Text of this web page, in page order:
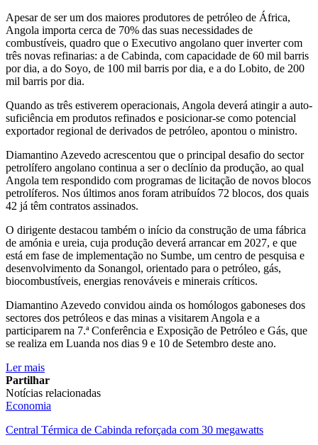
Apesar de ser um dos maiores produtores de petróleo de África,
Angola importa cerca de 70% das suas necessidades de
combustíveis, quadro que o Executivo angolano quer inverter com
três novas refinarias: a de Cabinda, com capacidade de 60 mil barris
por dia, a do Soyo, de 100 mil barris por dia, e a do Lobito, de 200
mil barris por dia.
Quando as três estiverem operacionais, Angola deverá atingir a auto-
suficiência em produtos refinados e posicionar-se como potencial
exportador regional de derivados de petróleo, apontou o ministro.
Diamantino Azevedo acrescentou que o principal desafio do sector
petrolífero angolano continua a ser o declínio da produção, ao qual
Angola tem respondido com programas de licitação de novos blocos
petrolíferos. Nos últimos anos foram atribuídos 72 blocos, dos quais
42 já têm contratos assinados.
O dirigente destacou também o início da construção de uma fábrica
de amónia e ureia, cuja produção deverá arrancar em 2027, e que
está em fase de implementação no Sumbe, um centro de pesquisa e
desenvolvimento da Sonangol, orientado para o petróleo, gás,
biocombustíveis, energias renováveis e minerais críticos.
Diamantino Azevedo convidou ainda os homólogos gaboneses dos
sectores dos petróleos e das minas a visitarem Angola e a
participarem na 7.ª Conferência e Exposição de Petróleo e Gás, que
se realiza em Luanda nos dias 9 e 10 de Setembro deste ano.
Ler mais
Partilhar
Notícias relacionadas
Economia
Central Térmica de Cabinda reforçada com 30 megawatts